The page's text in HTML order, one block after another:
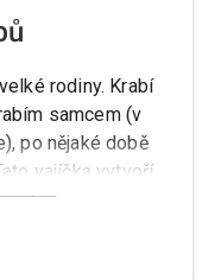
rodiny. Krabí
samcem (v
po nějaké době
vajíčka vytvoří
ke spodnímu
„lahůdkou“.